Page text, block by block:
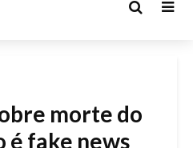
morte do
é fake news